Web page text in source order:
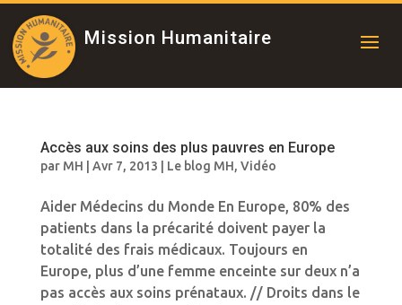
Mission Humanitaire
Accès aux soins des plus pauvres en Europe
par MH Avr 7, 2013 Le blog MH, Vidéo
Aider Médecins du Monde En Europe, 80% des
patients dans la précarité doivent payer la
totalité des frais médicaux. Toujours en
Europe, plus d’une femme enceinte sur deux n’a
pas accès aux soins prénataux. // Droits dans le